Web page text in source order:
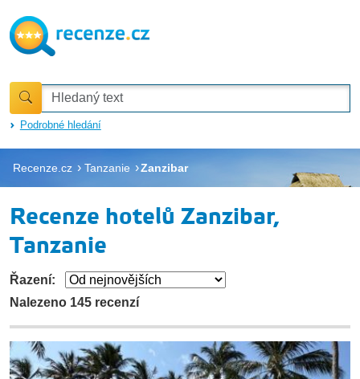
Podrobné hledání
Recenze.cz Tanzanie Zanzibar
Recenze hotelů Zanzibar,
Tanzanie
Nalezeno 145 recenzí
Řazení: